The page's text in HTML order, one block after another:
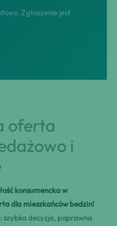
Zgłoszenie jest
oferta
i
konsumencka w
dla mieszkańców bedzin!
szybka decyzja, poprawna